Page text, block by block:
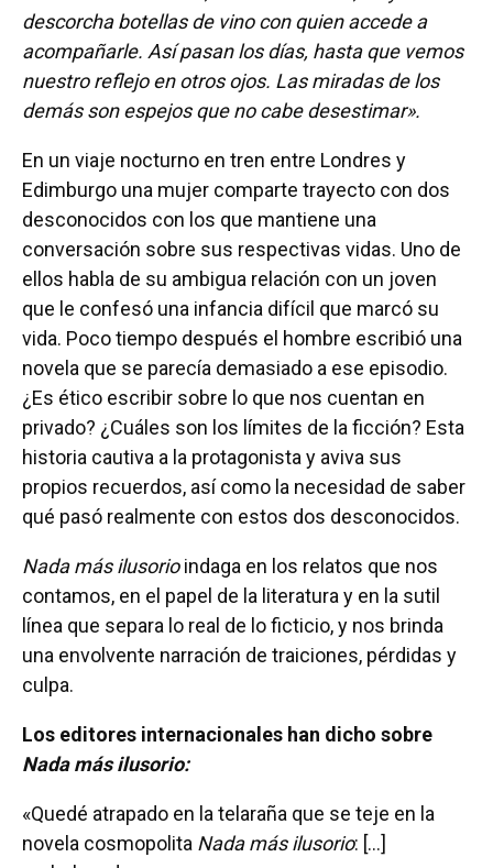
descorcha botellas de vino con quien accede a
acompañarle. Así pasan los días, hasta que vemos
nuestro reflejo en otros ojos. Las miradas de los
demás son espejos que no cabe desestimar».
En un viaje nocturno en tren entre Londres y
Edimburgo una mujer comparte trayecto con dos
desconocidos con los que mantiene una
conversación sobre sus respectivas vidas. Uno de
ellos habla de su ambigua relación con un joven
que le confesó una infancia difícil que marcó su
vida. Poco tiempo después el hombre escribió una
novela que se parecía demasiado a ese episodio.
¿Es ético escribir sobre lo que nos cuentan en
privado? ¿Cuáles son los límites de la ficción? Esta
historia cautiva a la protagonista y aviva sus
propios recuerdos, así como la necesidad de saber
qué pasó realmente con estos dos desconocidos.
Nada más ilusorioindaga en los relatos que nos
contamos, en el papel de la literatura y en la sutil
línea que separa lo real de lo ficticio, y nos brinda
una envolvente narración de traiciones, pérdidas y
culpa.
Los editores internacionales han dicho sobre
Nada más ilusorio:
«Quedé atrapado en la telaraña que se teje en la
novela cosmopolita Nada más ilusorio: [...]